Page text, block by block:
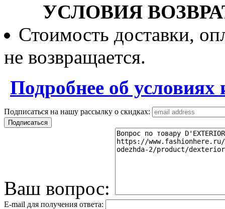
УСЛОВИЯ
Стоимость доставки,
не возвращается.
Подробнее об условиях
Подписаться на нашу рассылку о скидках:
Ваш вопрос:
E-mail для получения ответа: